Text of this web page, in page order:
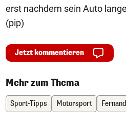
erst nachdem sein Auto
(pip)
Jetzt kommentieren
Mehr zum Thema
Sport-Tipps Motorsport